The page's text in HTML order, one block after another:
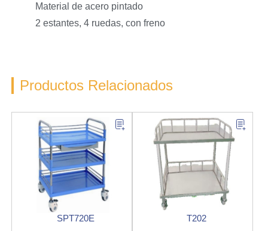
Material de acero pintado
2 estantes, 4 ruedas, con freno
Productos Relacionados
SPT720E T202